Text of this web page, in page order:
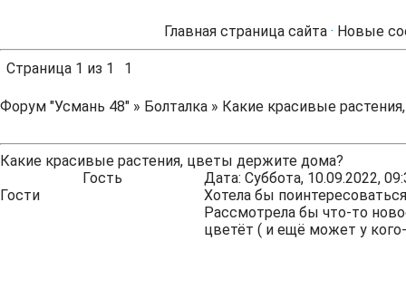
Главная страница сайта · Новые
Страница 1 из 1 1
Форум "Усмань 48" » Болталка » Какие красивые
Какие красивые растения, цветы держите дома?
Гость
Дата: Суббота, 10.09.2022,
Гости
Хотела бы
Рассмотрела бы что-то
цветёт ( и ещё может у